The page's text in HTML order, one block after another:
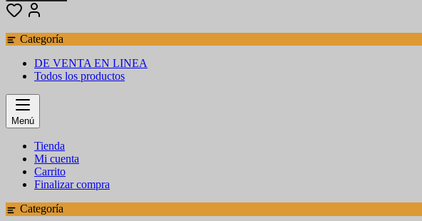
Categoría
DE VENTA EN LINEA
Todos los productos
Menú
Tienda
Mi cuenta
Carrito
Finalizar compra
Categoría